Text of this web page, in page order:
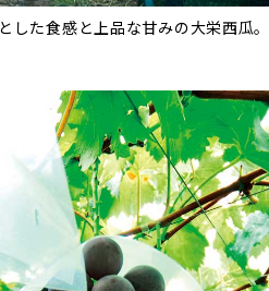
した食感と上品な甘みの大栄西瓜。